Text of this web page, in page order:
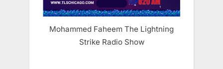
Mohammed Faheem The Lightning
Strike Radio Show